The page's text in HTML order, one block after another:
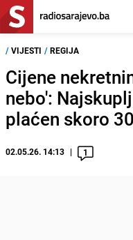
/ VIJESTI / REGIJA
Cijene
nebo':
plaćen skoro
02.05.26. 14:13 1